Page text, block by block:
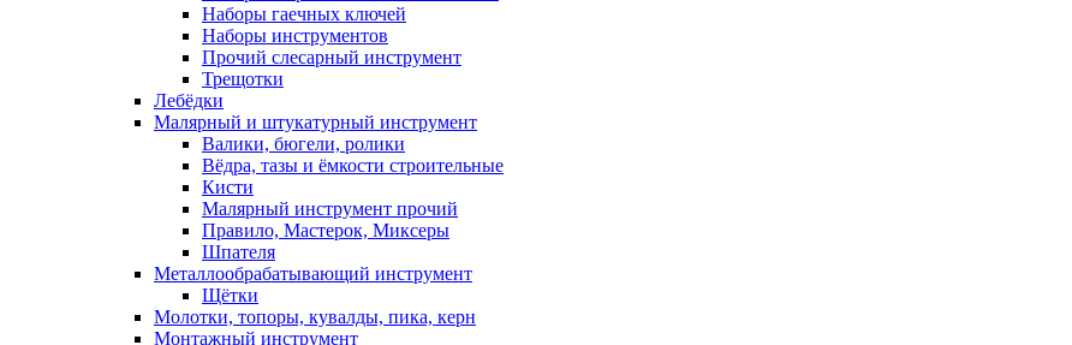
Наборы гаечных ключей
Наборы инструментов
Прочий слесарный инструмент
Трещотки
Лебёдки
Малярный и штукатурный инструмент
Валики, бюгели, ролики
Вёдра, тазы и ёмкости строительные
Кисти
Малярный инструмент прочий
Правило, Мастерок, Миксеры
Шпателя
Металлообрабатывающий инструмент
Щётки
Молотки, топоры, кувалды, пика, керн
Монтажный инструмент